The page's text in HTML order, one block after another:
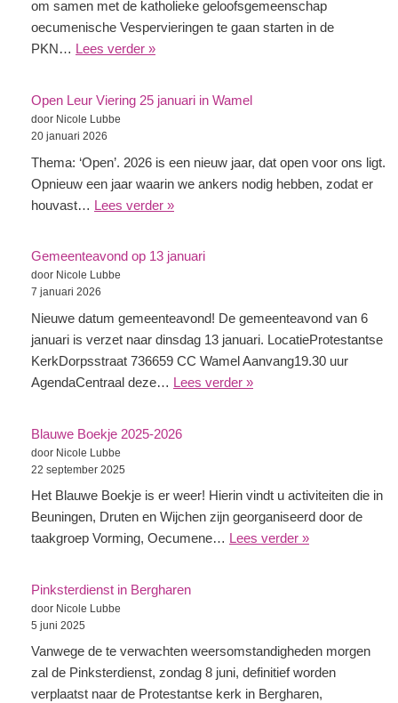
om samen met de katholieke geloofsgemeenschap
oecumenische Vespervieringen te gaan starten in de
PKN… Lees verder »
Open Leur Viering 25 januari in Wamel
door Nicole Lubbe
20 januari 2026
Thema: ‘Open’. 2026 is een nieuw jaar, dat open voor ons ligt.
Opnieuw een jaar waarin we ankers nodig hebben, zodat er
houvast… Lees verder »
Gemeenteavond op 13 januari
door Nicole Lubbe
7 januari 2026
Nieuwe datum gemeenteavond! De gemeenteavond van 6
januari is verzet naar dinsdag 13 januari. LocatieProtestantse
KerkDorpsstraat 736659 CC Wamel Aanvang19.30 uur
AgendaCentraal deze… Lees verder »
Blauwe Boekje 2025-2026
door Nicole Lubbe
22 september 2025
Het Blauwe Boekje is er weer! Hierin vindt u activiteiten die in
Beuningen, Druten en Wijchen zijn georganiseerd door de
taakgroep Vorming, Oecumene… Lees verder »
Pinksterdienst in Bergharen
door Nicole Lubbe
5 juni 2025
Vanwege de te verwachten weersomstandigheden morgen
zal de Pinksterdienst, zondag 8 juni, definitief worden
verplaatst naar de Protestantse kerk in Bergharen,